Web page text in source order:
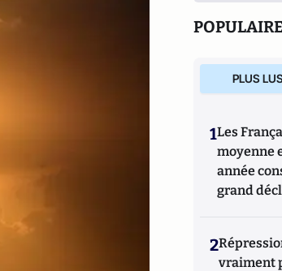
PLUS
1Les
moyenne
année
grand
2
vraiment